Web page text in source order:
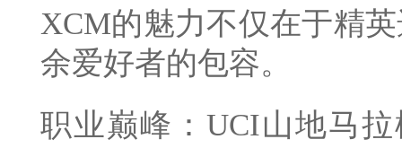
XCM的魅力不仅在于精
余爱好者的包容。
职业巅峰：UCI山地马